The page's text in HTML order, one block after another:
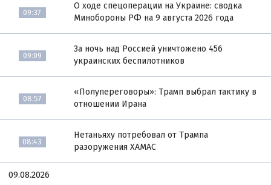
09:37
О ходе спецоперации на Украине: сводка
Минобороны РФ на 9 августа 2026 года
09:09
За ночь над Россией уничтожено 456
украинских беспилотников
08:57
«Полупереговоры»: Трамп выбрал тактику в
отношении Ирана
08:43
Нетаньяху потребовал от Трампа
разоружения ХАМАС
09.08.2026